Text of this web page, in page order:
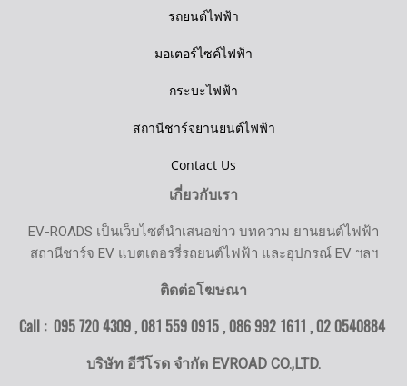
รถยนต์ไฟฟ้า
มอเตอร์ไซค์ไฟฟ้า
กระบะไฟฟ้า
สถานีชาร์จยานยนต์ไฟฟ้า
Contact Us
เกี่ยวกับเรา
EV-ROADS เป็นเว็บไซต์นำเสนอข่าว บทความ ยานยนต์ไฟฟ้า
สถานีชาร์จ EV แบตเตอรรี่รถยนต์ไฟฟ้า และอุปกรณ์ EV ฯลฯ
ติดต่อโฆษณา
Call : 095 720 4309 , 081 559 0915 , 086 992 1611 ,02 0540884
บริษัท อีวีโรด จำกัด EVROAD CO.,LTD.